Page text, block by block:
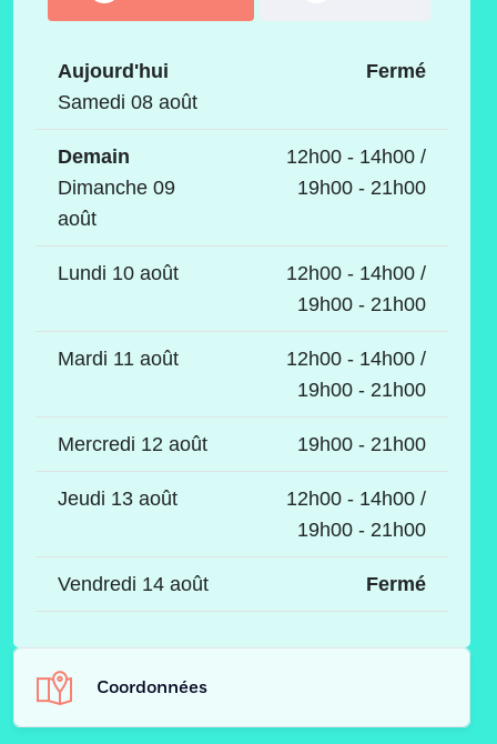
Aujourd'hui
Samedi 08 août
Fermé
Demain
Dimanche 09
août
12h00 - 14h00 /
19h00 - 21h00
Lundi 10 août
12h00 - 14h00 /
19h00 - 21h00
Mardi 11 août
12h00 - 14h00 /
19h00 - 21h00
Mercredi 12 août 19h00 - 21h00
Jeudi 13 août
12h00 - 14h00 /
19h00 - 21h00
Vendredi 14 août Fermé
Coordonnées